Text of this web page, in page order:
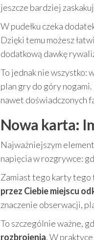
jeszcze bardziej
W pudełku czeka
Dzięki temu możesz
dodatkową dawkę
To jednak nie wszystko:
plan gry do góry nogami.
nawet doświadczonych
Nowa karta:
Najważniejszym
napięcia w rozgrywce:
Zamiast tego karty tego
przez Ciebie miejscu
znaczenie obserwacji,
To szczególnie ważne,
rozbrojenia. W